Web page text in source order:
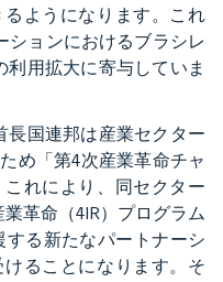
ようになります。これ
ションにおけるブラシレ
用拡大に寄与していま
長国連邦は産業セクター
め「第4次産業革命チャ
れにより、同セクター
革命（4IR）プログラム
する新たなパートナーシ
ることになります。そ